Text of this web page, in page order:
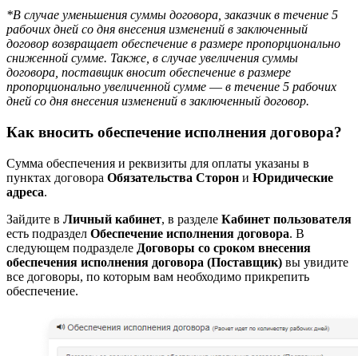
*В случае уменьшения суммы договора, заказчик в течение 5
рабочих дней со дня внесения изменений в заключенный
договор возвращает обеспечение в размере пропорционально
сниженной сумме. Также, в случае увеличения суммы
договора, поставщик вносит обеспечение в размере
пропорционально увеличенной сумме — в течение 5 рабочих
дней со дня внесения изменений в заключенный договор.
Как вносить обеспечение исполнения договора?
Сумма обеспечения и реквизиты для оплаты указаны в
пунктах договора Обязательства Сторон и Юридические
адреса.
Зайдите в Личный кабинет, в разделе Кабинет пользователя
есть подраздел Обеспечение исполнения договора. В
следующем подразделе Договоры со сроком внесения
обеспечения исполнения договора (Поставщик) вы увидите
все договоры, по которым вам необходимо прикрепить
обеспечение.